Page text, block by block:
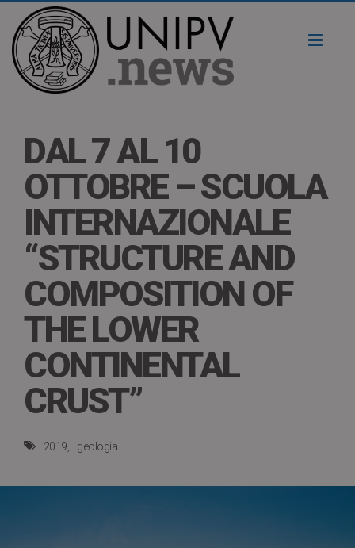
DAL 7 AL 10
OTTOBRE – SCUOLA
INTERNAZIONALE
“STRUCTURE AND
COMPOSITION OF
THE LOWER
CONTINENTAL
CRUST”
2019 geologia